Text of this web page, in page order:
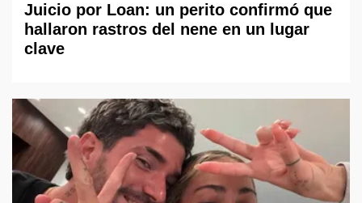
Juicio por Loan: un perito confirmó que
hallaron rastros del nene en un lugar
clave